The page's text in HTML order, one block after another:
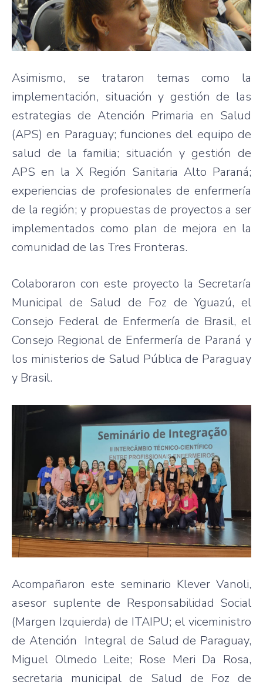
Asimismo, se trataron temas como la
implementación, situación y gestión de las
estrategias de Atención Primaria en Salud
(APS) en Paraguay; funciones del equipo de
salud de la familia; situación y gestión de
APS en la X Región Sanitaria Alto Paraná;
experiencias de profesionales de enfermería
de la región; y propuestas de proyectos a ser
implementados como plan de mejora en la
comunidad de las Tres Fronteras.
Colaboraron con este proyecto la Secretaría
Municipal de Salud de Foz de Yguazú, el
Consejo Federal de Enfermería de Brasil, el
Consejo Regional de Enfermería de Paraná y
los ministerios de Salud Pública de Paraguay
y Brasil.
Acompañaron este seminario Klever Vanoli,
asesor suplente de Responsabilidad Social
(Margen Izquierda) de ITAIPU; el viceministro
de Atención Integral de Salud de Paraguay,
Miguel Olmedo Leite; Rose Meri Da Rosa,
secretaria municipal de Salud de Foz de